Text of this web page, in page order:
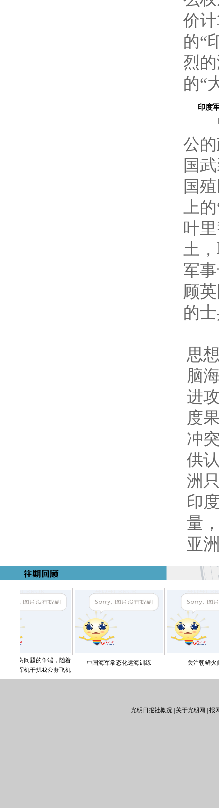
价
的“
烈
的“
印度军
曾
公
国
国
上
叶
土
军
顾
的
思
脑
进
度
冲
供
洲
印
量
亚
题的争端，随着
干扰我公务飞机
事态也在逐步升
对跟踪我机的日
中国海军常态化远海训练 关注朝鲜火箭发射
光明日报社概况 关于光明网 报